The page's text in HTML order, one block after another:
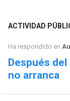
ACTIVIDAD
Ha respondido en
Después
no arranca